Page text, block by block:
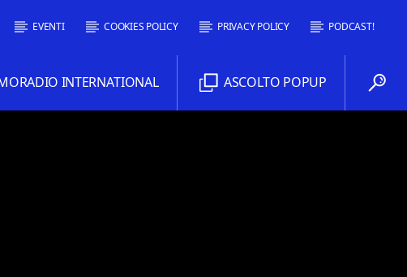
EVENTI COOKIES POLICY PRIVACY POLICY PODCAST!
ASCOLTO POPUP
INTERNATIONAL